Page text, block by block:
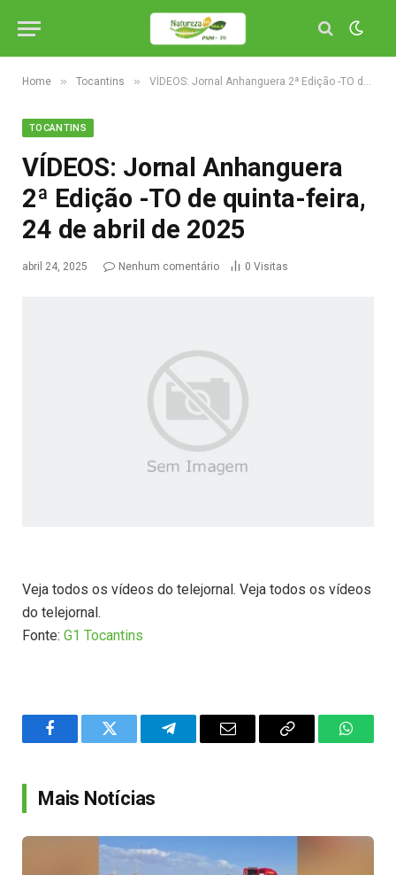
Home » Tocantins » VÍDEOS: Jornal Anhanguera 2ª Edição -TO de quinta-feira, 24 de abril de 2025
TOCANTINS
VÍDEOS: Jornal Anhanguera
2ª Edição -TO de quinta-feira,
24 de abril de 2025
abril 24, 2025 Nenhum comentário 0 Visitas
Veja todos os vídeos do telejornal. Veja todos os vídeos
do telejornal.
Fonte: G1 Tocantins
FacebookTwitter TelegramEmail
Copy
Mais Notícias